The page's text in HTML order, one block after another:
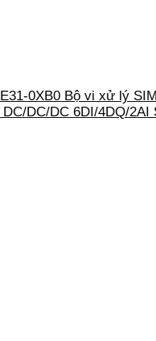
0XB0 Bộ vi xử lý
DC/DC/DC 6DI/4DQ/2AI